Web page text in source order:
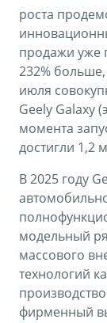
роста
продажи уже
232%
июля
Geely Galaxy
момента
достигли 1,2
В 2025 году
модельный
массового
технологий
фирменный